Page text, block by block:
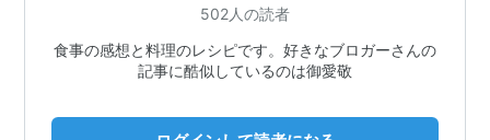
502人の読者
食事の感想と料理のレシピです。好きなブロガーさんの
記事に酷似しているのは御愛敬